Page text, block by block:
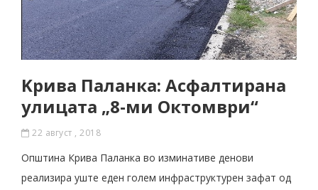
Kрива Паланка: Асфалтирана
улицата „8-ми Октомври“
22 август , 2018
Општина Крива Паланка во изминативе денови
реализира уште еден голем инфраструктурен зафат oд